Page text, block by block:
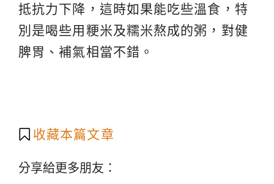
抵抗力下降，這時如果能吃些溫食，特
別是喝些用粳米及糯米熬成的粥，對健
脾胃、補氣相當不錯。
收藏本篇文章
分享給更多朋友：